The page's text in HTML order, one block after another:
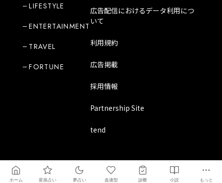
LIFESTYLE
ENTERTAINMENT
TRAVEL
FORTUNE
広告配信におけるデータ利用につ
いて
利用規約
広告掲載
採用情報
Partnership Site
tend
Copyright Mode Media Japan Corporation
ホーム 星座占い 夢占い 血液型 診断 小説 もっと